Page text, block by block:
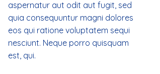
aspernatur aut odit aut fugit, sed
quia consequuntur magni dolores
eos qui ratione voluptatem sequi
nesciunt. Neque porro quisquam
est, qui.